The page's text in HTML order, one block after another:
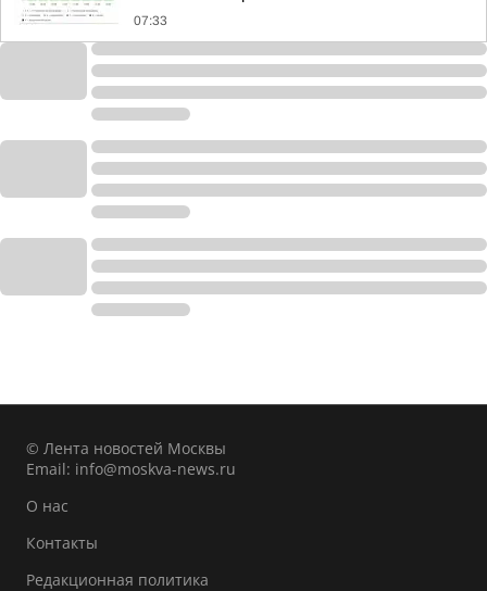
07:33
© Лента новостей Москвы
Email: info@moskva-news.ru
О нас
Контакты
Редакционная политика